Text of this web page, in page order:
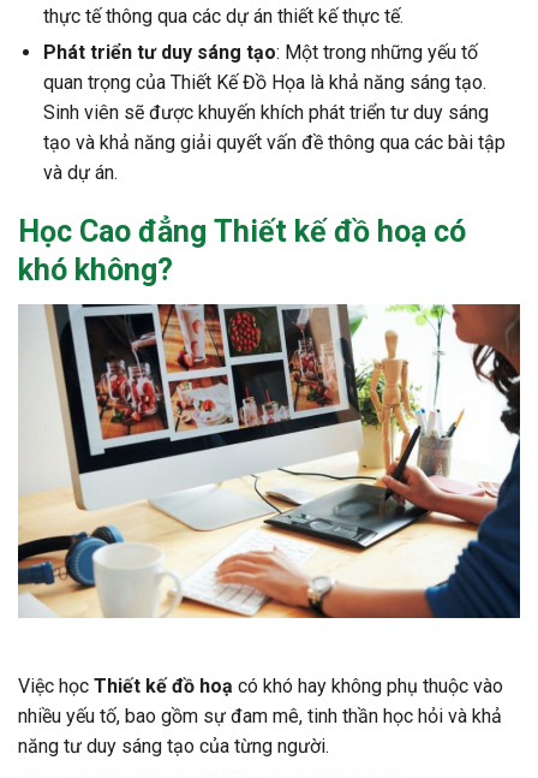
thực tế thông qua các dự án thiết kế thực tế.
Phát triển tư duy sáng tạo: Một trong những yếu tố
quan trọng của Thiết Kế Đồ Họa là khả năng sáng tạo.
Sinh viên sẽ được khuyến khích phát triển tư duy sáng
tạo và khả năng giải quyết vấn đề thông qua các bài tập
và dự án.
Học Cao đẳng Thiết kế đồ hoạ có
khó không?
Việc học Thiết kế đồ hoạ có khó hay không phụ thuộc vào
nhiều yếu tố, bao gồm sự đam mê, tinh thần học hỏi và khả
năng tư duy sáng tạo của từng người.